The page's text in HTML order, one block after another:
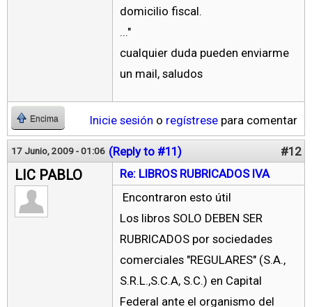
domicilio fiscal.
..."
cualquier duda pueden enviarme
un mail, saludos
Encima Inicie sesión o regístrese para comentar
17 Junio, 2009 - 01:06 (Reply to #11) #12
LIC PABLO
Re: LIBROS RUBRICADOS IVA
Encontraron esto útil
Los libros SOLO DEBEN SER
RUBRICADOS por sociedades
comerciales "REGULARES" (S.A.,
S.R.L.,S.C.A, S.C.) en Capital
Federal ante el organismo del